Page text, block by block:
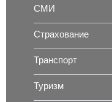
СМИ
Страхование
Транспорт
Туризм